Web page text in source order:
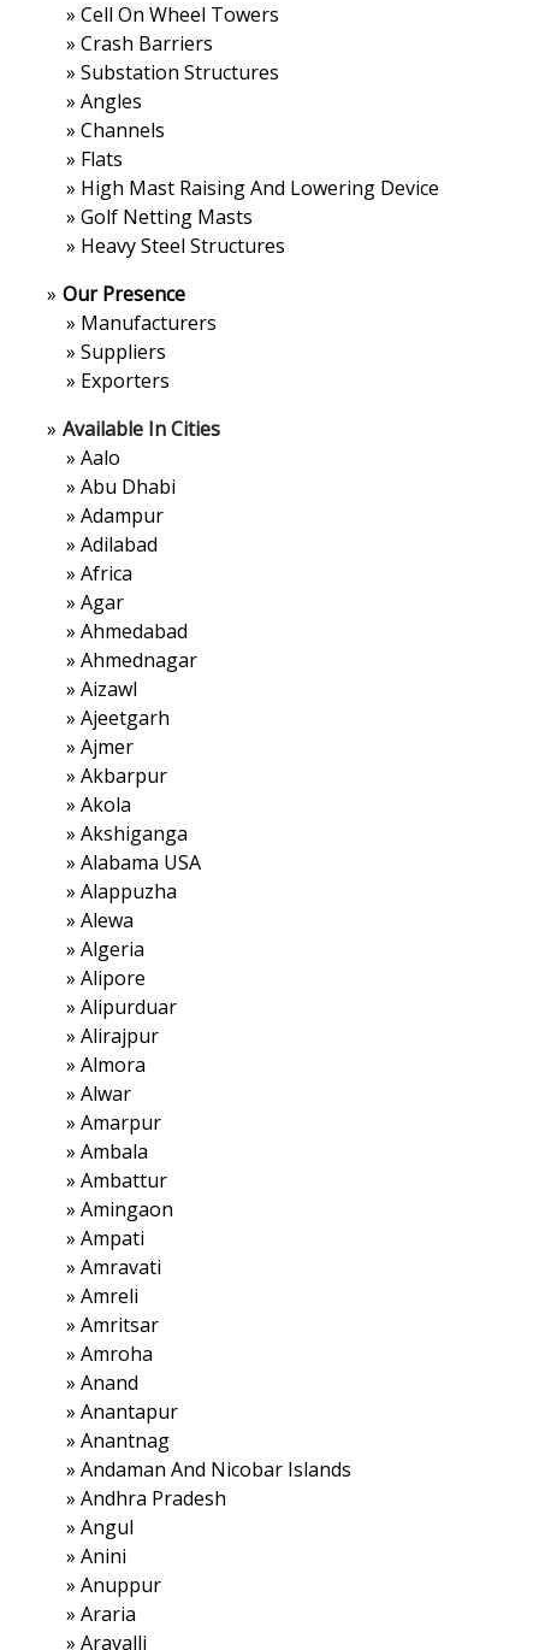
» Cell On Wheel Towers
» Crash Barriers
» Substation Structures
» Angles
» Channels
» Flats
» High Mast Raising And Lowering Device
» Golf Netting Masts
» Heavy Steel Structures
» Our Presence
» Manufacturers
» Suppliers
» Exporters
» Available In Cities
» Aalo
» Abu Dhabi
» Adampur
» Adilabad
» Africa
» Agar
» Ahmedabad
» Ahmednagar
» Aizawl
» Ajeetgarh
» Ajmer
» Akbarpur
» Akola
» Akshiganga
» Alabama USA
» Alappuzha
» Alewa
» Algeria
» Alipore
» Alipurduar
» Alirajpur
» Almora
» Alwar
» Amarpur
» Ambala
» Ambattur
» Amingaon
» Ampati
» Amravati
» Amreli
» Amritsar
» Amroha
» Anand
» Anantapur
» Anantnag
» Andaman And Nicobar Islands
» Andhra Pradesh
» Angul
» Anini
» Anuppur
» Araria
» Aravalli